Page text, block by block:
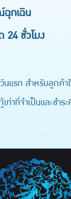
ฉุกเฉิน
24 ชั่วโมง
แรก สำหรับลูกค้า
าที่จำเป็นและชำระ